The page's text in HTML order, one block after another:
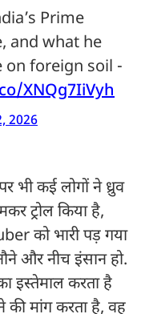
Prime
and what he
on foreign soil -
XNQg7IiVyh
2026
भी कई लोगों ने ध्रुव
ट्रोल किया है,
को भारी पड़ गया
और नीच इंसान हो.
इस्तेमाल करता है
मांग करता है, वह